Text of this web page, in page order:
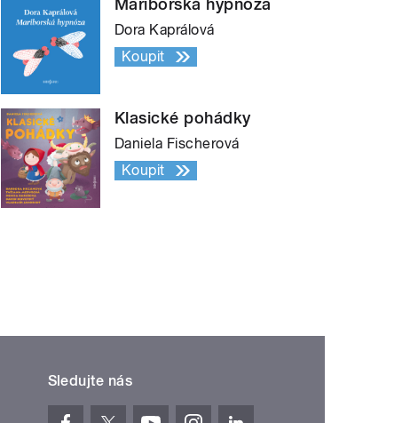
Mariborská hypnóza
Dora Kaprálová
Koupit
Klasické pohádky
Daniela Fischerová
Koupit
Sledujte nás